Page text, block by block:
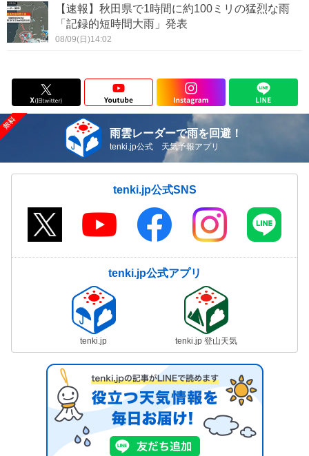
【速報】秋田県で1時間に約100ミリの猛烈な雨
「記録的短時間大雨」発表
08/09(日)14:02
雨雲レーダーで雨を回避！
tenki.jp公式 天気予報アプリ
tenki.jp公式SNS
tenki.jp公式アプリ
tenki.jp tenki.jp 登山天気